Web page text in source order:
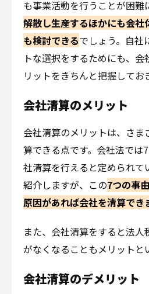
も事業活動を行うことが困難
解散し生産するほかにも会社
も検討できるでしょう。自社
トな選択をするためにも、
リットをきちんと把握してお
会社清算のメリット
会社清算のメリットは、さ
算できる点です。会社法では
社清算を行えると定められて
紹介しますが、この7つの事
原因があれば会社を清算でき
また、会社清算をすると法
がなくなることもメリットと
会社清算のデメリット